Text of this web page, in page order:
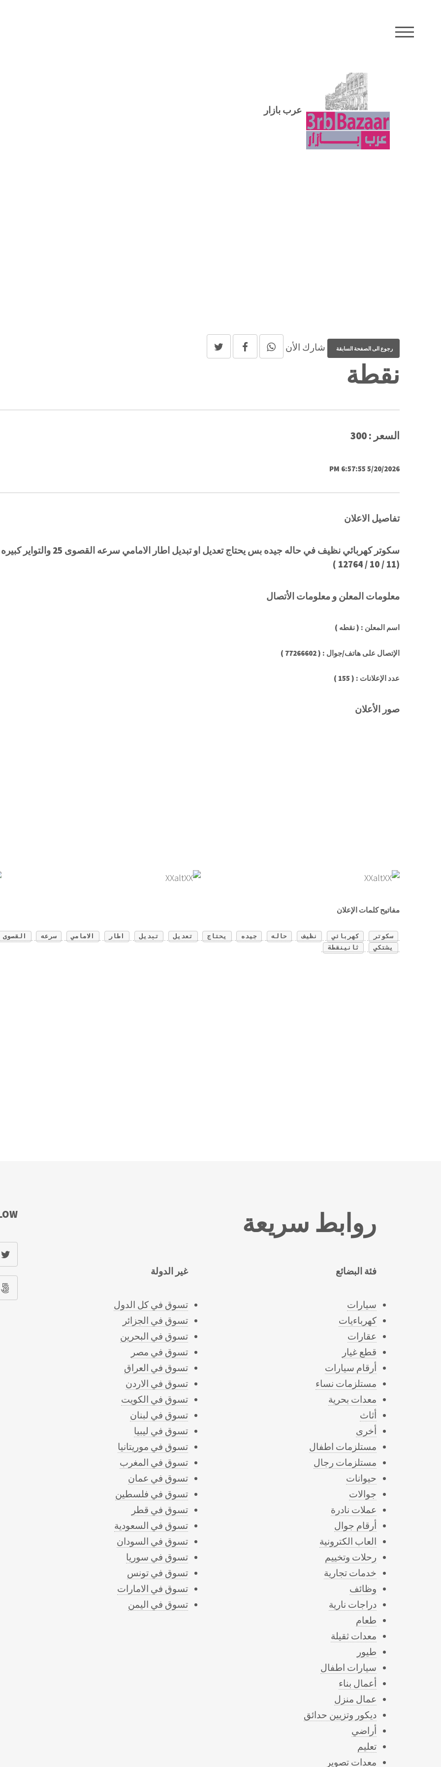
عرب بازار
شارك الأن
نقطة
السعر : 300
5/20/2026 6:57:55 PM
تفاصيل الاعلان
سكوتر كهربائي نظيف في حاله جيده بس يحتاج تعديل او تبديل اطار الامامي سرعه القصوى 25 والتواير كبيره والبطاريه تدوم ما يشتكي من اي شيء ثاني
(
11
/
10
/
12764
)
معلومات المعلن و معلومات الأتصال
اسم المعلن : ( نقطه )
الإتصال على هاتف/جوال : ( 77266602 )
عدد الإعلانات : ( 155 )
صور الأعلان
مفاتيح كلمات الإعلان
سكوتر كهربائي نظيف حاله جيده يحتاج تعديل تبديل اطار الامامي سرعه
القصوى
يشتكي
ثانينقطة
روابط سريعة
غير الدولة
تسوق في كل الدول
تسوق في الجزائر
تسوق في البحرين
تسوق في مصر
تسوق في العراق
تسوق في الاردن
تسوق في الكويت
تسوق في لبنان
تسوق في ليبيا
تسوق في موريتانيا
تسوق في المغرب
تسوق في عمان
تسوق في فلسطين
تسوق في قطر
تسوق في السعودية
تسوق في السودان
تسوق في سوريا
تسوق في تونس
تسوق في الامارات
تسوق في اليمن
فئة البضائع
سيارات
كهرباءيات
عقارات
قطع غيار
أرقام سيارات
مستلزمات نساء
معدات بحرية
أثاث
أخرى
مستلزمات اطفال
مستلزمات رجال
حيوانات
جوالات
عملات نادرة
أرقام جوال
العاب الكترونية
رحلات وتخييم
خدمات تجارية
وظائف
دراجات نارية
طعام
معدات ثقيلة
طيور
سيارات اطفال
أعمال بناء
عمال منزل
ديكور وتزيين حدائق
أراضي
تعليم
معدات تصوير